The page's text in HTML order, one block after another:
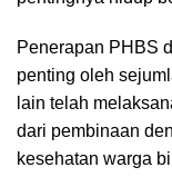
Penerapan PHBS
penting oleh
lain telah
dari pembinaan
kesehatan warga